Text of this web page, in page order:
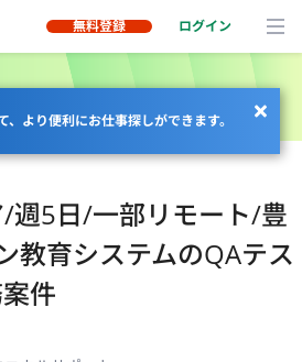
無料登録 ログイン
、より便利にお仕事探しができます。
/週5日/一部リモート/豊
教育システムのQAテス
件